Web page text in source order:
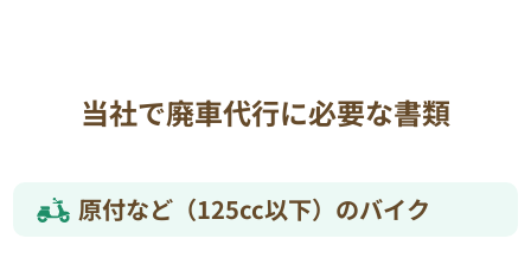
当社で廃車代行に必要な書類
原付など（125cc以下）のバイク